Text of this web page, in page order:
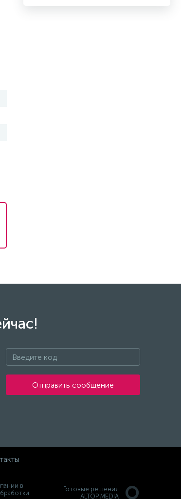
Отправить сообщение
в
Готовые решения
ALTOP MEDIA